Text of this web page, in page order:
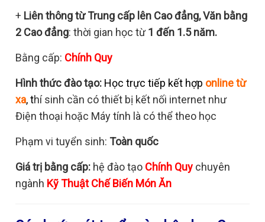
+ Liên thông từ Trung cấp lên Cao đẳng, Văn bằng
2 Cao đẳng: thời gian học từ1 đến 1.5 năm.
Bằng cấp: Chính Quy
Hình thức đào tạo: Học trực tiếp kết hợp online từ
xa,thí sinh cần có thiết bị kết nối internet như
Điện thoại hoặc Máy tính là có thể theo học
Phạm vi tuyển sinh: Toàn quốc
Giá trị bằng cấp: hệ đào tạo Chính Quy chuyên
ngành Kỹ Thuật Chế Biến Món Ăn